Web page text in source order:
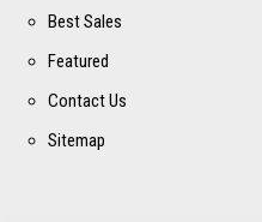
Best Sales
Featured
Contact Us
Sitemap